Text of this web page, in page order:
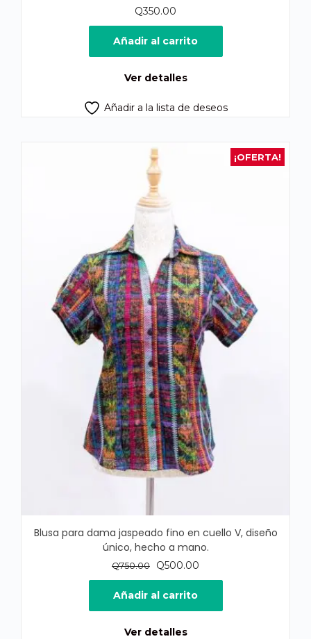
Q350.00
Añadir al carrito
Ver detalles
Añadir a la lista de deseos
¡OFERTA!
Blusa para dama jaspeado fino en cuello V, diseño
único, hecho a mano.
Q750.00
El
precio
original
era:
Q500.00
precio
es:
Añadir al carrito
Ver detalles